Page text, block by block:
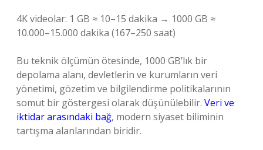
4K videolar: 1 GB ≈ 10–15 dakika → 1000 GB ≈
10.000–15.000 dakika (167–250 saat)
Bu teknik ölçümün ötesinde, 1000 GB’lık bir
depolama alanı, devletlerin ve kurumların veri
yönetimi, gözetim ve bilgilendirme politikalarının
somut bir göstergesi olarak düşünülebilir. Veri ve
iktidar arasındaki bağ, modern siyaset biliminin
tartışma alanlarından biridir.